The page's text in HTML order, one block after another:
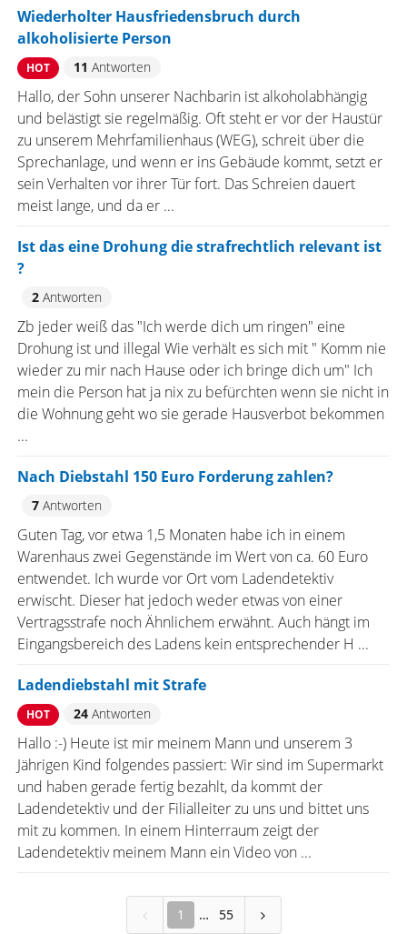
Wiederholter Hausfriedensbruch durch
alkoholisierte Person
HOT 11 Antworten
Hallo, der Sohn unserer Nachbarin ist alkoholabhängig
und belästigt sie regelmäßig. Oft steht er vor der Haustür
zu unserem Mehrfamilienhaus (WEG), schreit über die
Sprechanlage, und wenn er ins Gebäude kommt, setzt er
sein Verhalten vor ihrer Tür fort. Das Schreien dauert
meist lange, und da er ...
Ist das eine Drohung die strafrechtlich relevant ist
?
2Antworten
Zb jeder weiß das "Ich werde dich um ringen" eine
Drohung ist und illegal Wie verhält es sich mit " Komm nie
wieder zu mir nach Hause oder ich bringe dich um" Ich
mein die Person hat ja nix zu befürchten wenn sie nicht in
die Wohnung geht wo sie gerade Hausverbot bekommen
...
Nach Diebstahl 150 Euro Forderung zahlen?
7Antworten
Guten Tag, vor etwa 1,5 Monaten habe ich in einem
Warenhaus zwei Gegenstände im Wert von ca. 60 Euro
entwendet. Ich wurde vor Ort vom Ladendetektiv
erwischt. Dieser hat jedoch weder etwas von einer
Vertragsstrafe noch Ähnlichem erwähnt. Auch hängt im
Eingangsbereich des Ladens kein entsprechender H ...
Ladendiebstahl mit Strafe
HOT 24Antworten
Hallo :-) Heute ist mir meinem Mann und unserem 3
Jährigen Kind folgendes passiert: Wir sind im Supermarkt
und haben gerade fertig bezahlt, da kommt der
Ladendetektiv und der Filialleiter zu uns und bittet uns
mit zu kommen. In einem Hinterraum zeigt der
Ladendetektiv meinem Mann ein Video von ...
1 55